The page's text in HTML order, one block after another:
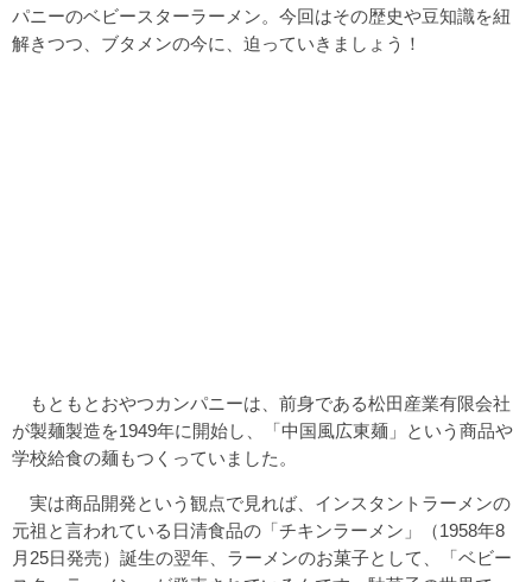
パニーのベビースターラーメン。今回はその歴史や豆知識を紐
解きつつ、ブタメンの今に、迫っていきましょう！
もともとおやつカンパニーは、前身である松田産業有限会社
が製麺製造を1949年に開始し、「中国風広東麺」という商品や
学校給食の麺もつくっていました。
実は商品開発という観点で見れば、インスタントラーメンの
元祖と言われている日清食品の「チキンラーメン」（1958年8
月25日発売）誕生の翌年、ラーメンのお菓子として、「ベビー